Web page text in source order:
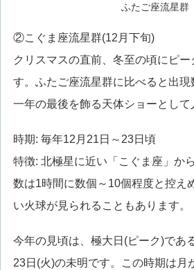
ふたご座流星群
②こぐま座流星群(12月下旬)
クリスマスの直前、冬至の頃にピ
す。ふたご座流星群に比べると出現
一年の最後を飾る天体ショーとして
時期: 毎年12月21日～23日頃
特徴: 北極星に近い「こぐま座」か
数は1時間に数個～10個程度と控え
い火球が見られることもあります。
今年の見頃は、極大日(ピーク)であ
23日(火)の未明です。この時期は月